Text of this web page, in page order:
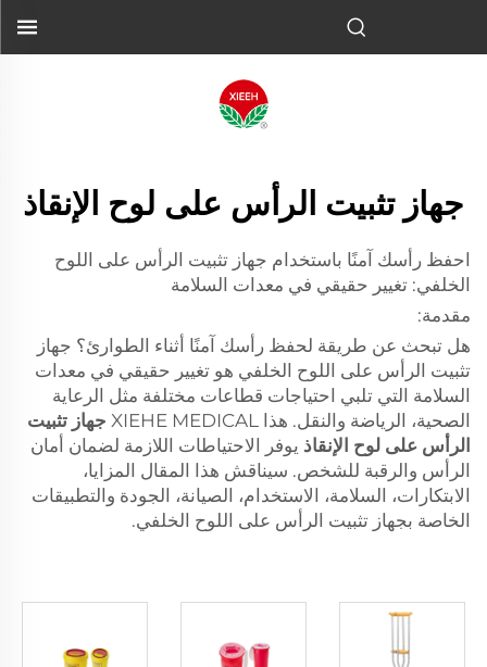
جهاز تثبيت الرأس على لوح الإنقاذ
احفظ رأسك آمنًا باستخدام جهاز تثبيت الرأس على اللوح
الخلفي: تغيير حقيقي في معدات السلامة
مقدمة:
هل تبحث عن طريقة لحفظ رأسك آمنًا أثناء الطوارئ؟ جهاز
تثبيت الرأس على اللوح الخلفي هو تغيير حقيقي في معدات
السلامة التي تلبي احتياجات قطاعات مختلفة مثل الرعاية
الصحية، الرياضة والنقل. هذا XIEHE MEDICAL
جهاز تثبيت
الرأس على لوح الإنقاذ يوفر الاحتياطات اللازمة لضمان أمان
الرأس والرقبة للشخص. سيناقش هذا المقال المزايا،
الابتكارات، السلامة، الاستخدام، الصيانة، الجودة والتطبيقات
الخاصة بجهاز تثبيت الرأس على اللوح الخلفي.